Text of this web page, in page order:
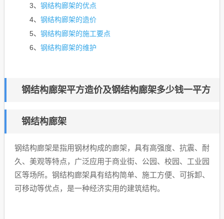
3、 钢结构廊架的优点
4、 钢结构廊架的造价
5、 钢结构廊架的施工要点
6、 钢结构廊架的维护
钢结构廊架平方造价及钢结构廊架多少钱一平方
钢结构廊架
钢结构廊架是指用钢材构成的廊架，具有高强度、抗震、耐
久、美观等特点，广泛应用于商业街、公园、校园、工业园
区等场所。钢结构廊架具有结构简单、施工方便、可拆卸、
可移动等优点，是一种经济实用的建筑结构。